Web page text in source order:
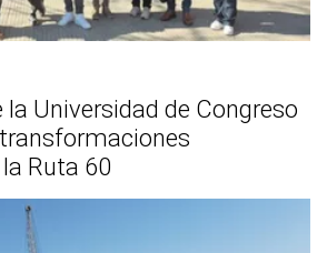
la Universidad de Congreso
Ruta 60